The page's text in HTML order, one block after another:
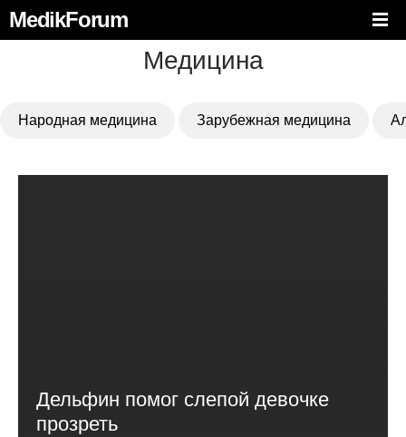
MedikForum
Медицина
Народная медицина Зарубежная медицина
Дельфин помог слепой девочке
прозреть